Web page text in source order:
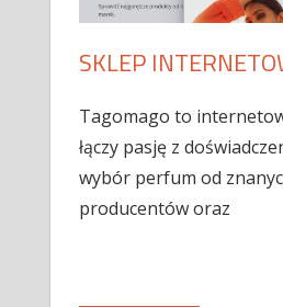
SKLEP
Tagomago to
łączy pasję z
wybór perfum od
producentów oraz